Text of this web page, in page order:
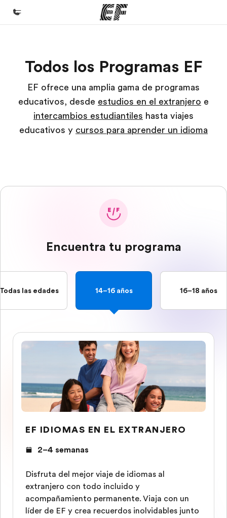
Bienvenido a EF
Programas
Ver todo lo que hacemos
Oficinas
Trabajos
Todos los Programas EF
EF ofrece una amplia gama de programas
educativos, desde estudios en el extranjero e
intercambios estudiantiles hasta viajes
educativos y cursos para aprender un idioma
Encuentra tu programa
Todas las edades 14–16 años 16–18 años
EF IDIOMAS EN EL EXTRANJERO
2–4 semanas
Disfruta del mejor viaje de idiomas al
extranjero con todo incluido y
acompañamiento permanente. Viaja con un
líder de EF y crea recuerdos inolvidables junto